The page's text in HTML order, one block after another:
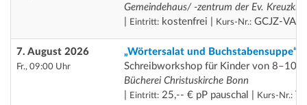
Gemeindehaus/ -zentrum der Ev.
Eintritt: kostenfrei | Kurs-Nr.: GCJZ-VA
7. August 2026
Fr., 09:00 Uhr
„Wörtersalat und Buchstabensuppe“
Schreibworkshop für Kinder von 8–10
Bücherei Christuskirche Bonn
Eintritt: 25,-- € pP pauschal | Kurs-Nr.: